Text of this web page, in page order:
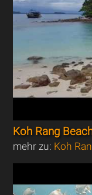
Koh Rang
mehr zu: Koh